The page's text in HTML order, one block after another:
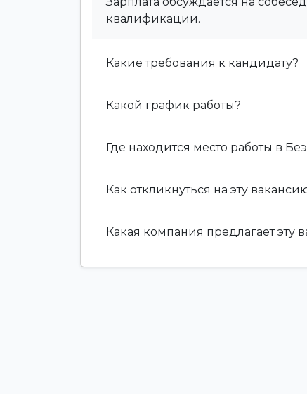
квалификации.
Какие требования к кандидату?
Какой график работы?
Где находится место работы в
Как откликнуться на эту
Какая компания предлагает эту